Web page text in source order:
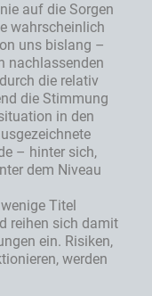
auf die Sorgen
wahrscheinlich
uns bislang –
nachlassenden
die relativ
die Stimmung
in den
– hinter sich,
dem Niveau
Titel
reihen sich damit
ein. Risiken,
werden